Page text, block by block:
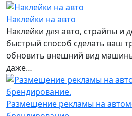
Наклейки на авто
Наклейки для авто, страйпы и
быстрый способ сделать ваш
обновить внешний вид
даже…
Размещение рекламы на